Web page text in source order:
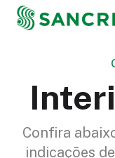
Confira
indicações